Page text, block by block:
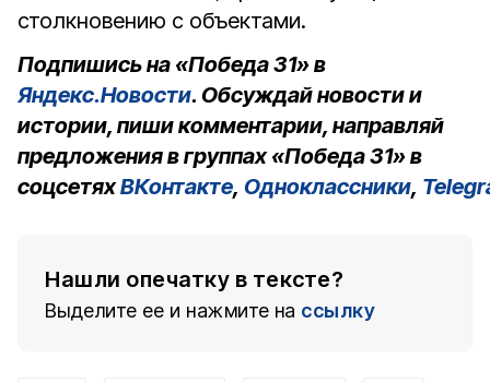
столкновению с объектами.
Подпишись на «Победа 31» в
Яндекс.Новости. Обсуждай новости и
истории, пиши комментарии, направляй
предложения в группах «Победа 31» в
соцсетяхВКонтакте, Одноклассники,
Нашли опечатку в тексте?
Выделите ее и нажмите на ссылку